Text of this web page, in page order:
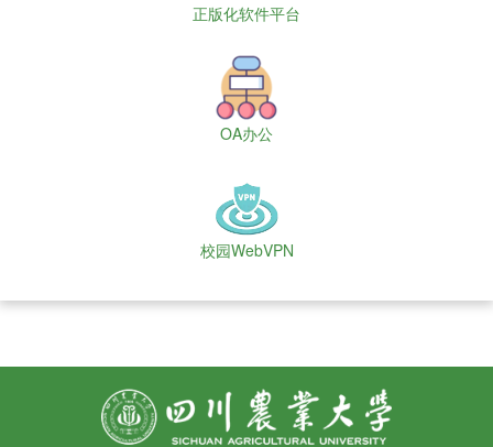
正版化软件平台
OA办公
校园WebVPN